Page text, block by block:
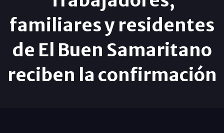
familiares y residentes
de El Buen Samaritano
reciben la confirmación